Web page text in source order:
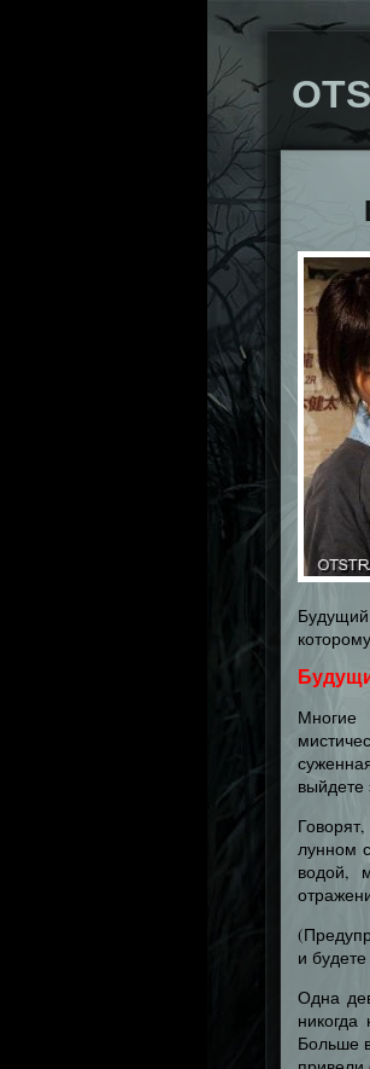
Будущий
Многие
выйдете
лунном
водой,
и
Одна
Больше